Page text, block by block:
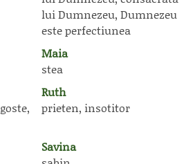
lui Dumnezeu, Dumnezeu
este perfectiunea
Maia
stea
Ruth
prieten, insotitor
Savina